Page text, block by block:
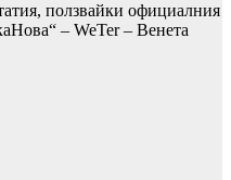
ползвайки официалния
– WeTer – Венета